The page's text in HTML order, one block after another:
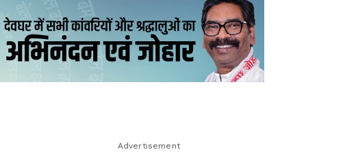
Advertisement